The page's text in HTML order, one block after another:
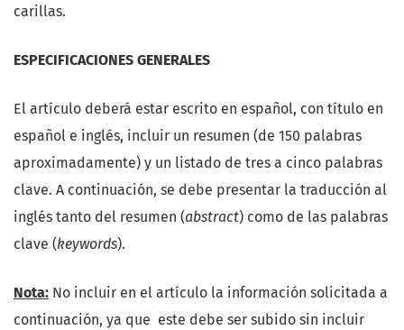
carillas.
ESPECIFICACIONES GENERALES
El artículo deberá estar escrito en español, con título en
español e inglés, incluir un resumen (de 150 palabras
aproximadamente) y un listado de tres a cinco palabras
clave. A continuación, se debe presentar la traducción al
inglés tanto del resumen (abstract) como de las palabras
clave (keywords).
Nota: No incluir en el artículo la información solicitada a
continuación, ya que este debe ser subido sin incluir